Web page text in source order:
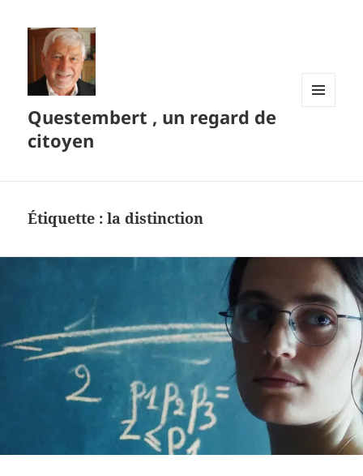
Questembert , un regard de
citoyen
Étiquette :la distinction